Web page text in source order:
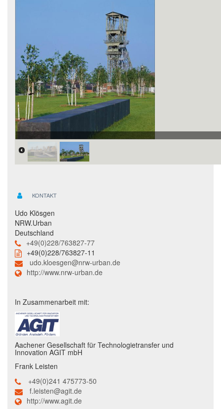
KONTAKT
Udo Klösgen
NRW.Urban
Deutschland
+49(0)228/763827-77
+49(0)228/763827-11
udo.kloesgen@nrw-urban.de
http://www.nrw-urban.de
In Zusammenarbeit mit:
Aachener Gesellschaft für Technologietransfer und
Innovation AGIT mbH
Frank Leisten
+49(0)241 475773-50
f.leisten@agit.de
http://www.agit.de